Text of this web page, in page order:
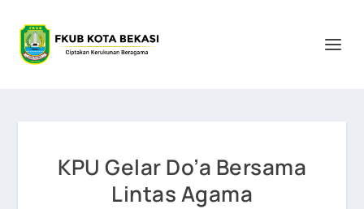
KPU Gelar Do’a Bersama
Lintas Agama